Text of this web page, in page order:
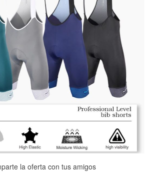
la oferta con tus amigos